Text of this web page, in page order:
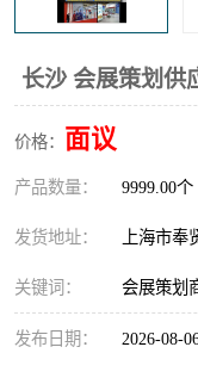
长沙 会展策划供
价格： 面议
产品数量： 9999.00个
发货地址： 上海市奉
关键词： 会展策划
发布日期： 2026-08-